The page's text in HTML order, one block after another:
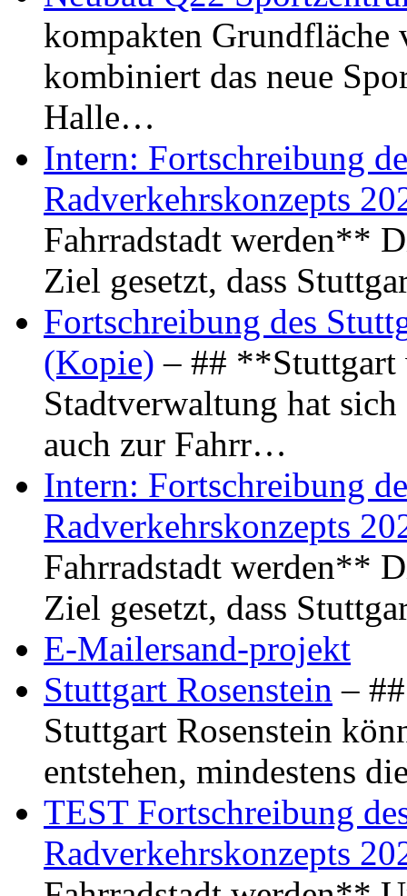
kompakten Grundfläche
kombiniert das neue
Halle…
Intern: Fortschreibung
Radverkehrskonzepts
Fahrradstadt werden**
Ziel gesetzt, dass
Fortschreibung des
(Kopie) – ## **Stuttgart
Stadtverwaltung hat
auch zur Fahrr…
Intern: Fortschreibung
Radverkehrskonzepts
Fahrradstadt werden**
Ziel gesetzt, dass
E-Mailersand-projekt
Stuttgart Rosenstein –
Stuttgart Rosenstein
entstehen, mindestens
TEST Fortschreibung
Radverkehrskonzepts